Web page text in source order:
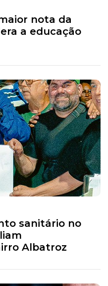
nota da
a educação
sanitário no
Albatroz